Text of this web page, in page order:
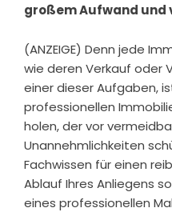
großem Aufwand und
(ANZEIGE) Denn jede
wie deren Verkauf oder
einer dieser Aufgaben,
professionellen
holen, der vor
Unannehmlichkeiten
Fachwissen für einen
Ablauf Ihres Anliegens
eines professionellen